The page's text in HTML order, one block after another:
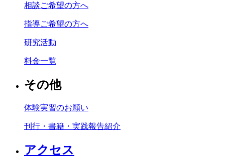
相談ご希望の方へ
指導ご希望の方へ
研究活動
料金一覧
その他
体験実習のお願い
刊行・書籍・実践報告紹介
アクセス